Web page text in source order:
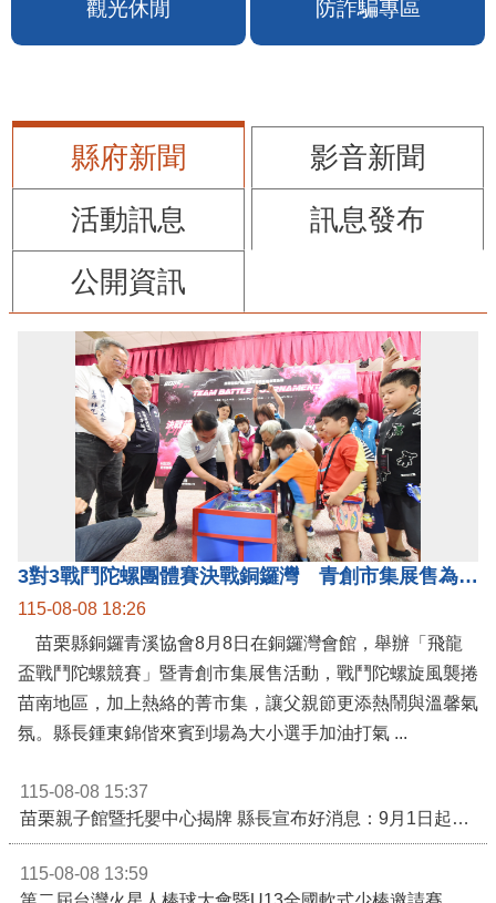
觀光休閒 防詐騙專區
縣府新聞
影音新聞
活動訊息
訊息發布
公開資訊
3對3戰鬥陀螺團體賽決戰銅鑼灣 青創市集展售為父親節增添繽紛
115-08-08 18:26
苗栗縣銅鑼青溪協會8月8日在銅鑼灣會館，舉辦「飛龍
盃戰鬥陀螺競賽」暨青創市集展售活動，戰鬥陀螺旋風襲捲
苗南地區，加上熱絡的菁市集，讓父親節更添熱鬧與溫馨氣
氛。縣長鍾東錦偕來賓到場為大小選手加油打氣 ...
115-08-08 15:37
苗栗親子館暨托嬰中心揭牌 縣長宣布好消息：9月1日起調降臨時托嬰費用
115-08-08 13:59